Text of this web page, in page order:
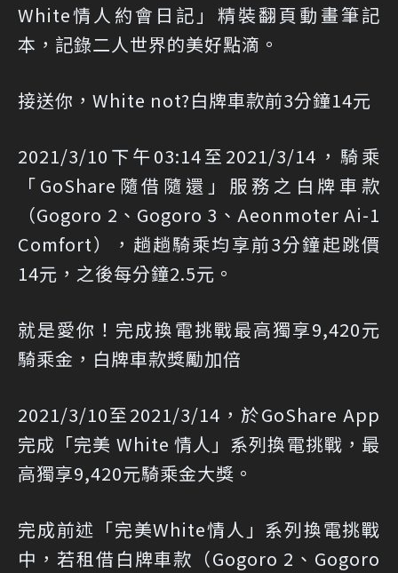
White情人約會日記」精裝翻頁動畫筆記
本，記錄二人世界的美好點滴。
接送你，White not?白牌車款前3分鐘14元
2021/3/10下午03:14至2021/3/14，騎乘
「GoShare隨借隨還」服務之白牌車款
（Gogoro 2、Gogoro 3、Aeonmoter Ai-1
Comfort），趟趟騎乘均享前3分鐘起跳價
14元，之後每分鐘2.5元。
就是愛你！完成換電挑戰最高獨享9,420元
騎乘金，白牌車款獎勵加倍
2021/3/10至2021/3/14，於GoShare App
完成「完美 White 情人」系列換電挑戰，最
高獨享9,420元騎乘金大獎。
完成前述「完美White情人」系列換電挑戰
中，若租借白牌車款（Gogoro 2、Gogoro